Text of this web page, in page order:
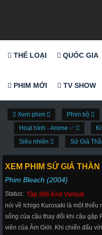
THỂ LOẠI QUỐC GIA
PHIM MỚI TV SHOW
Xem phim Phim bộ
Hoạt hình - Anime ✅
Siêu nhiên
Sứ Giả
XEM PHIM SỨ GIẢ
Phim Bleach (2004)
Status: Tập 366-End Vietsub
nói về Ichigo Kurosaki là một thiếu
sống của cậu thay đổi khi cậu gặp
viên của Âm Giới. Khi chiến đấu